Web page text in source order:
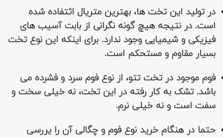
در تولید این تخت ها، بهترین متریال اثتفاده شده
است. در نتیجه هیچ گونه نگرانی از بابت آسیب های
فیزیکی و شیمیایی وجود ندارد. برای اینکه این نوع تخت
بسیار مقاوم و مستحکم است.
فوم موجود در تخت تتو، از نوع فوم سرد و فشرده می
باشد. تشک به کار رفته در این تخت، نه خیلی سخت و
سفت است و نه خیلی نرم.
حتما در هنگام خرید نوع فوم و چگالی آن را یررسی